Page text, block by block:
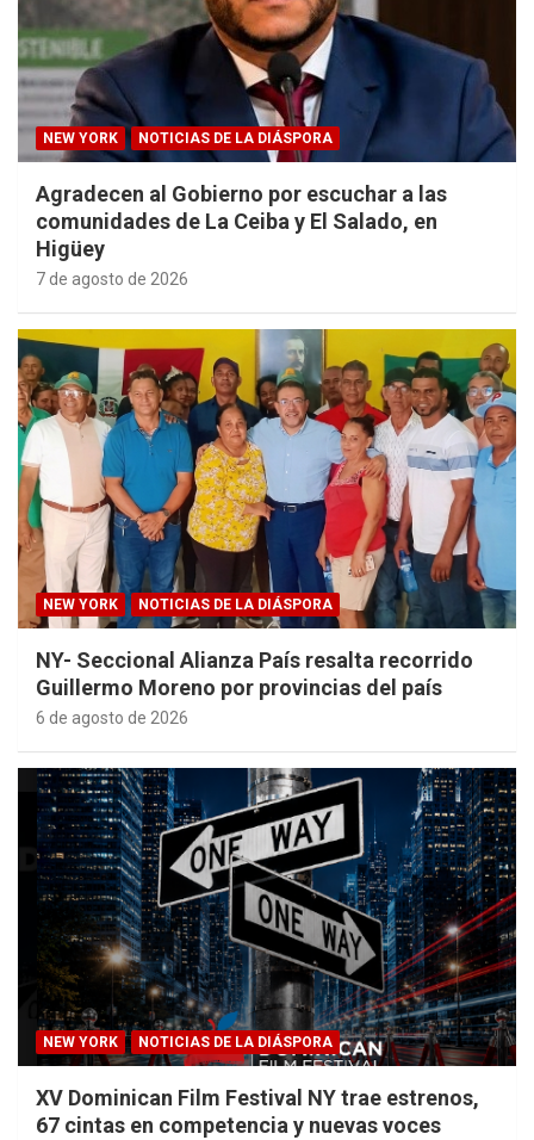
NEW YORK NOTICIAS DE LA DIÁSPORA
Agradecen al Gobierno por escuchar a las
comunidades de La Ceiba y El Salado, en
Higüey
7 de agosto de 2026
NEW YORK NOTICIAS DE LA DIÁSPORA
NY- Seccional Alianza País resalta recorrido
Guillermo Moreno por provincias del país
6 de agosto de 2026
NEW YORK NOTICIAS DE LA DIÁSPORA
XV Dominican Film Festival NY trae estrenos,
67 cintas en competencia y nuevas voces